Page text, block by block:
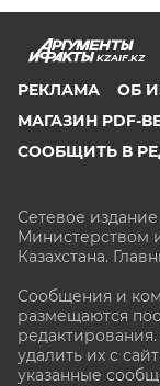
KZAIF.KZ
РЕКЛАМА
ОБ
МАГАЗИН PDF-
СООБЩИТЬ В
Сетевое
Министерством
Казахстана.
Сообщения и
размещаются
удалить их с
указанные